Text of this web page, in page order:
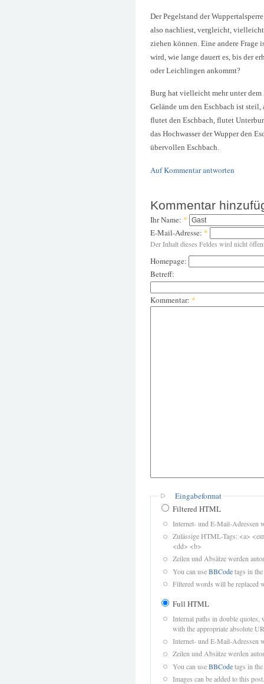
Der Pegelstand der
also nachliest, vergleicht, vielleicht
ziehen können. Eine andere Frage
wird, wie lange dauert es, bis der
oder Leichlingen ankommt?
Burg hat vielleicht mehr unter dem
Gelände um den Eschbach ist
flutet den Eschbach, flutet
das Hochwasser der Wupper den
übervollen Eschbach.
Auf Kommentar antworten
Kommentar
Ihr Name: *
E-Mail-Adresse: *
Der Inhalt dieses Feldes wird nicht
Homepage:
Betreff:
Kommentar: *
Eingabeformat
Filtered HTML
Internet- und E-Mail-Adressen
Zulässige HTML-Tags: <a>
<dd> <b>
Zeilen und Absätze werden
You can useBBCodetags in
Filtered words will be replaced
Full HTML
Internal paths in double quotes,
with the appropriate absolute
Internet- und E-Mail-Adressen
Zeilen und Absätze werden
You can useBBCodetags in
Images can be added to this post.